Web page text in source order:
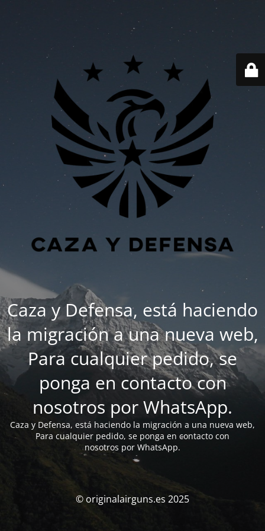
Caza y Defensa, está haciendo
la migración a una nueva web,
Para cualquier pedido, se
ponga en contacto con
nosotros por WhatsApp.
Caza y Defensa, está haciendo la migración a una nueva web,
Para cualquier pedido, se ponga en contacto con
nosotros por WhatsApp.
© originalairguns.es 2025